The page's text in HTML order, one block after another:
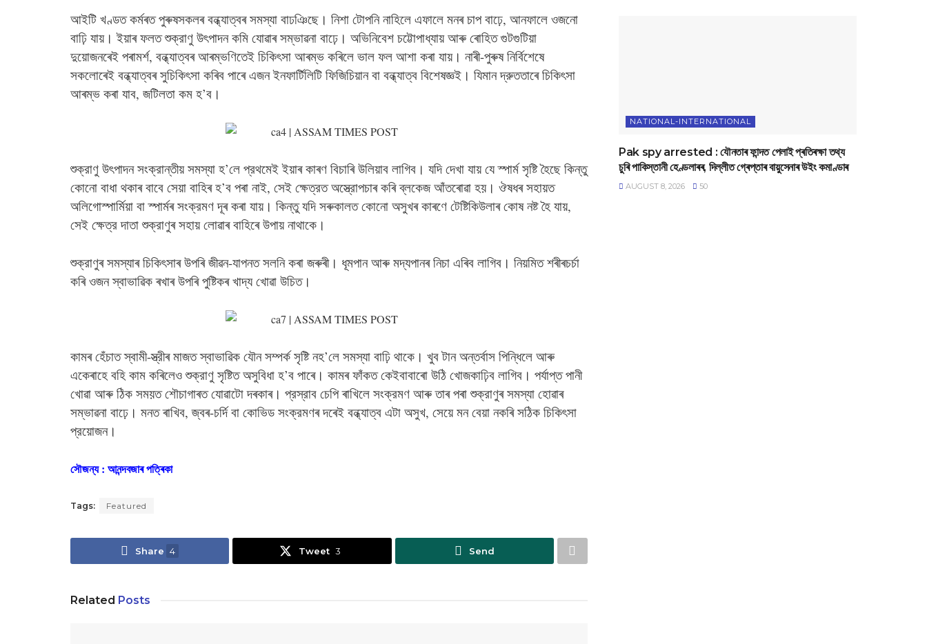
আইটি খণ্ডত কর্মৰত পুৰুষসকলৰ বন্ধ্যাত্বৰ সমস্যা বাঢঞিছে। নিশা টোপনি নাহিলে এফালে মনৰ চাপ বাঢ়ে, আনফালে ওজনো
বাঢ়ি যায়। ইয়াৰ ফলত শুক্রাণু উৎপাদন কমি যোৱাৰ সম্ভাৱনা বাঢ়ে। অভিনিবেশ চট্টোপাধ্যায় আৰু ৰোহিত গুটগুটিয়া
দুয়োজনৰেই পৰামর্শ, বন্ধ্যাত্বৰ আৰম্ভণিতেই চিকিৎসা আৰম্ভ কৰিলে ভাল ফল আশা কৰা যায়। নাৰী-পুৰুষ নির্বিশেষে
সকলোৰেই বন্ধ্যাত্বৰ সুচিকিৎসা কৰিব পাৰে এজন ইনফার্টিলিটি ফিজিচিয়ান বা বন্ধ্যাত্ব বিশেষজ্ঞই। যিমান দ্রুততাৰে চিকিৎসা
আৰম্ভ কৰা যাব, জটিলতা কম হ’ব।
শুক্রাণু উৎপাদন সংক্রান্তীয় সমস্যা হ’লে প্রথমেই ইয়াৰ কাৰণ বিচাৰি উলিয়াব লাগিব। যদি দেখা যায় যে স্পার্ম সৃষ্টি হৈছে কিন্তু
কোনো বাধা থকাৰ বাবে সেয়া বাহিৰ হ’ব পৰা নাই, সেই ক্ষেত্রত অস্ত্রোপচাৰ কৰি ব্লকেজ আঁতৰোৱা হয়। ঔষধৰ সহায়ত
অলিগোস্পার্মিয়া বা স্পার্মৰ সংক্রমণ দূৰ কৰা যায়। কিন্তু যদি সৰুকালত কোনো অসুখৰ কাৰণে টেষ্টিকিউলাৰ কোষ নষ্ট হৈ যায়,
সেই ক্ষেত্র দাতা শুক্রাণুৰ সহায় লোৱাৰ বাহিৰে উপায় নাথাকে।
শুক্রাণুৰ সমস্যাৰ চিকিৎসাৰ উপৰি জীৱন-যাপনত সলনি কৰা জৰুৰী। ধূমপান আৰু মদ্যপানৰ নিচা এৰিব লাগিব। নিয়মিত শৰীৰচর্চা
কৰি ওজন স্বাভাৱিক ৰখাৰ উপৰি পুষ্টিকৰ খাদ্য খোৱা উচিত।
কামৰ হেঁচাত স্বামী-স্ত্রীৰ মাজত স্বাভাৱিক যৌন সম্পর্ক সৃষ্টি নহ’লে সমস্যা বাঢ়ি থাকে। খুব টান অন্তর্বাস পিন্ধিলে আৰু
একেৰাহে বহি কাম কৰিলেও শুক্রাণু সৃষ্টিত অসুবিধা হ’ব পাৰে। কামৰ ফাঁকত কেইবাবাৰো উঠি খোজকাঢ়িব লাগিব। পর্যাপ্ত পানী
খোৱা আৰু ঠিক সময়ত শৌচাগাৰত যোৱাটো দৰকাৰ। প্রস্রাব চেপি ৰাখিলে সংক্রমণ আৰু তাৰ পৰা শুক্রাণুৰ সমস্যা হোৱাৰ
সম্ভাৱনা বাঢ়ে। মনত ৰাখিব, জ্বৰ-চর্দি বা কোভিড সংক্রমণৰ দৰেই বন্ধ্যাত্ব এটা অসুখ, সেয়ে মন বেয়া নকৰি সঠিক চিকিৎসা
প্রয়োজন।
সৌজন্য : আনন্দবজাৰ পত্ৰিকা
Tags: Featured
Share 4 Tweet 3 Send
Related Posts
NATIONAL-INTERNATIONAL
Pak spy arrested : যৌনতাৰ ফান্দত পেলাই প্ৰতিৰক্ষা তথ্য
চুৰি পাকিস্তানী হেণ্ডলাৰৰ, দিল্লীত গ্ৰেপ্তাৰ বায়ুসেনাৰ উইং কমাণ্ডাৰ
AUGUST 8, 2026 50